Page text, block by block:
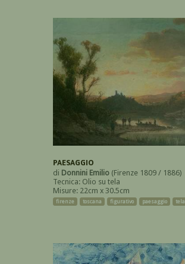
PAESAGGIO
di Donnini Emilio (Firenze 1809 / 1886)
Tecnica: Olio su tela
Misure: 22cm x 30.5cm
firenze toscana figurativo paesaggio tela